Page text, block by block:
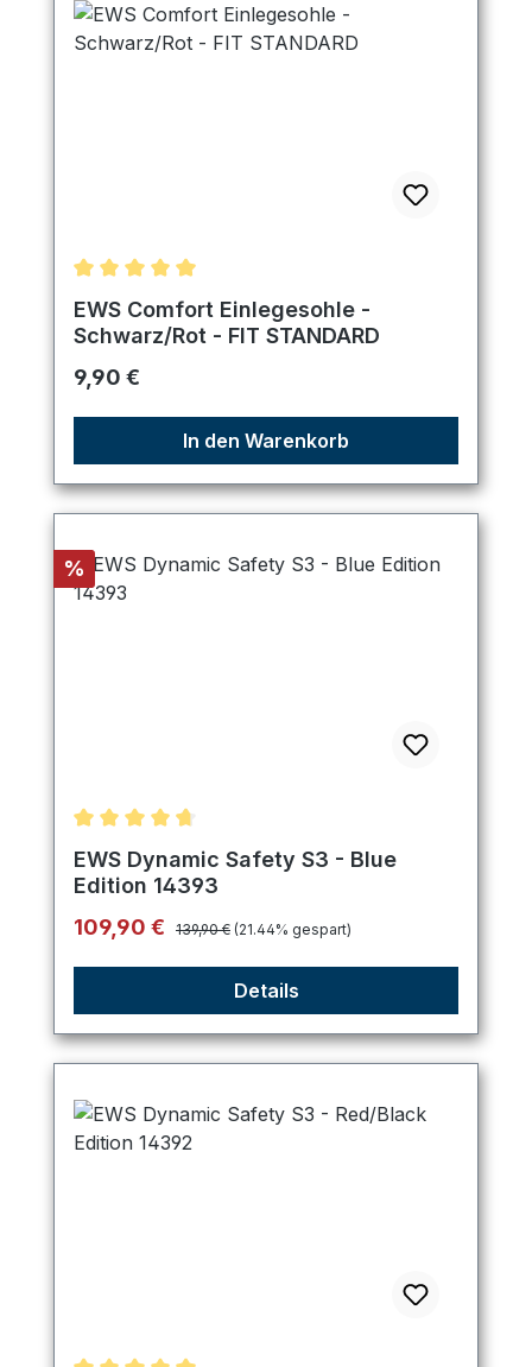
Durchschnittliche Bewertung von 5 von 5 Sternen
EWS Comfort Einlegesohle -
Schwarz/Rot - FIT STANDARD
Regulärer Preis:
9,90 €
In den Warenkorb
Rabatt
%
Durchschnittliche Bewertung von 4.8 von 5
EWS Dynamic Safety S3 - Blue
Edition 14393
Verkaufspreis:
109,90 € Regulärer Preis:
139,90 € (21.44% gespart)
Details